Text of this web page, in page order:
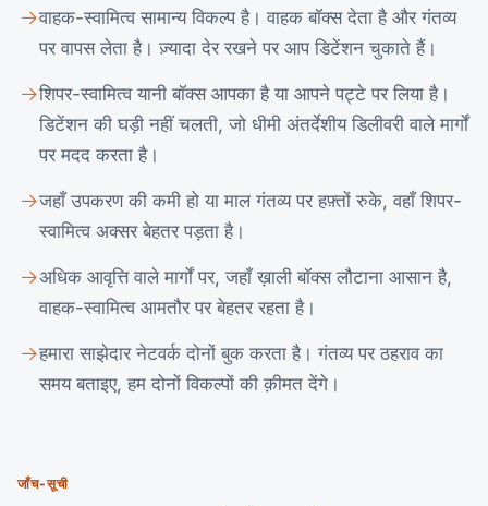
वाहक-स्वामित्व सामान्य विकल्प है। वाहक बॉक्स देता है और गंतव्य
पर वापस लेता है। ज़्यादा देर रखने पर आप डिटेंशन चुकाते हैं।
शिपर-स्वामित्व यानी बॉक्स आपका है या आपने पट्टे पर लिया है।
डिटेंशन की घड़ी नहीं चलती, जो धीमी अंतर्देशीय डिलीवरी वाले मार्गों
पर मदद करता है।
जहाँ उपकरण की कमी हो या माल गंतव्य पर हफ़्तों रुके, वहाँ शिपर-
स्वामित्व अक्सर बेहतर पड़ता है।
अधिक आवृत्ति वाले मार्गों पर, जहाँ ख़ाली बॉक्स लौटाना आसान है,
वाहक-स्वामित्व आमतौर पर बेहतर रहता है।
हमारा साझेदार नेटवर्क दोनों बुक करता है। गंतव्य पर ठहराव का
समय बताइए, हम दोनों विकल्पों की क़ीमत देंगे।
जाँच-सूची